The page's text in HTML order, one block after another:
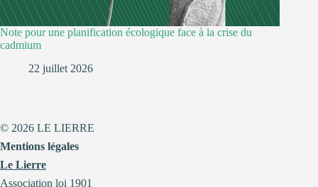
Note pour une planification écologique face à la crise du
cadmium
22 juillet 2026
© 2026 LE LIERRE
Mentions légales
Le Lierre
Association loi 1901